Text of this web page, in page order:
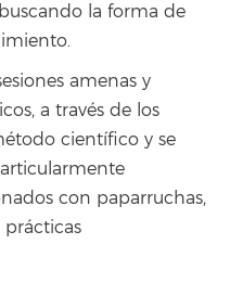
la forma de
amenas y
a través de los
científico y se
con paparruchas,